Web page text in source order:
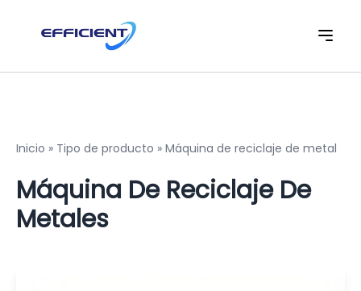
Inicio » Tipo de producto » Máquina de reciclaje de metal
Máquina De Reciclaje De
Metales